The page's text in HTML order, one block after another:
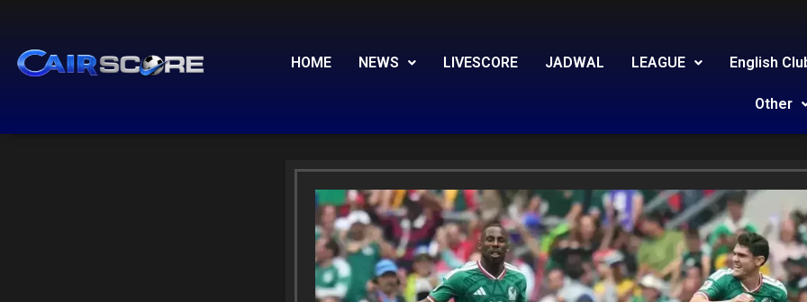
content
HOME NEWS LIVESCORE JADWAL LEAGUE English
Other